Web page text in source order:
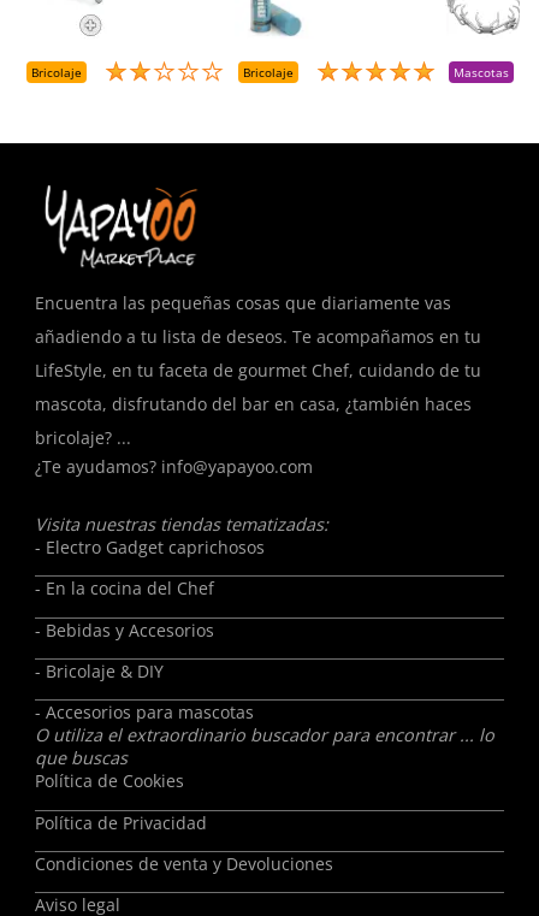
Bricolaje Bricolaje Mascotas
Encuentra las pequeñas cosas que diariamente vas
añadiendo a tu lista de deseos. Te acompañamos en tu
LifeStyle, en tu faceta de gourmet Chef, cuidando de tu
mascota, disfrutando del bar en casa, ¿también haces
bricolaje? ...
¿Te ayudamos? info@yapayoo.com
Visita nuestras tiendas tematizadas:
- Electro Gadget caprichosos
- En la cocina del Chef
- Bebidas y Accesorios
- Bricolaje & DIY
- Accesorios para mascotas
O utiliza el extraordinario buscador para encontrar ... lo
que buscas
Política de Cookies
Política de Privacidad
Condiciones de venta y Devoluciones
Aviso legal